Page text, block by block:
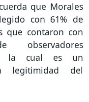
que Morales
con 61% de
que contaron con
observadores
la cual es un
legitimidad del